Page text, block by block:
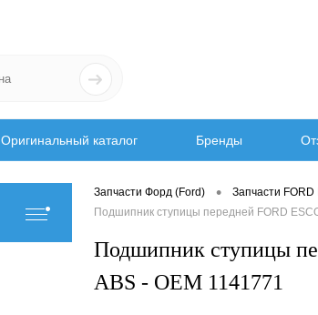
Оригинальный каталог Бренды
Запчасти Форд (Ford) • Запчасти FORD
Подшипник ступицы передней FORD
Подшипник ступицы
ABS - OEM 1141771